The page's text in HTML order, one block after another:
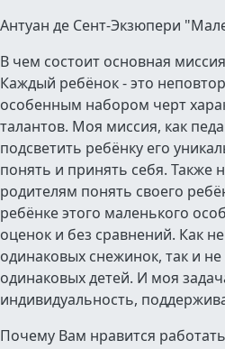
Антуан де Сент-Экзюпери
В чем состоит основная
Каждый ребёнок - это
особенным набором черт
талантов. Моя миссия, как
подсветить ребёнку его
понять и принять себя.
родителям понять своего
ребёнке этого маленького
оценок и без сравнений. Как
одинаковых снежинок, так и не
одинаковых детей. И моя
индивидуальность,
Почему Вам нравится